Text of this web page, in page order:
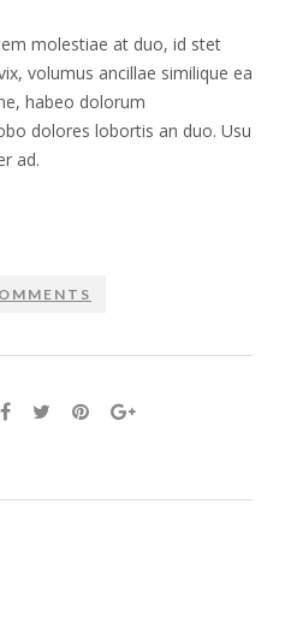
molestiae at duo, id stet
volumus ancillae similique ea
habeo dolorum
dolores lobortis an duo. Usu
ad.